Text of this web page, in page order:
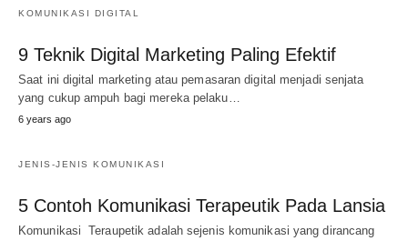
KOMUNIKASI DIGITAL
9 Teknik Digital Marketing Paling Efektif
Saat ini digital marketing atau pemasaran digital menjadi senjata
yang cukup ampuh bagi mereka pelaku…
6 years ago
JENIS-JENIS KOMUNIKASI
5 Contoh Komunikasi Terapeutik Pada Lansia
Komunikasi Teraupetik adalah sejenis komunikasi yang dirancang